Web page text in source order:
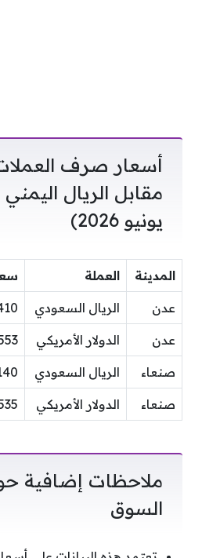
أسعار صرف العملات
يونيو 2026)
المدينة العملة
عدن الريال السعودي
عدن الدولار الأمريكي
صنعاء الريال السعودي
صنعاء الدولار الأمريكي
ملاحظات إضافية
السوق